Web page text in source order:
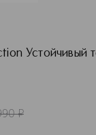
Устойчивый
¤